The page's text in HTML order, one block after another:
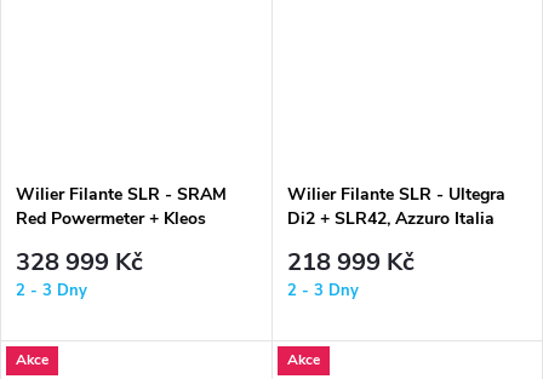
Wilier Filante SLR - SRAM
Red Powermeter + Kleos
Edition
328 999 Kč
2 - 3 Dny
Wilier Filante SLR - Ultegra
Di2 + SLR42, Azzuro Italia
218 999 Kč
2 - 3 Dny
Akce Akce